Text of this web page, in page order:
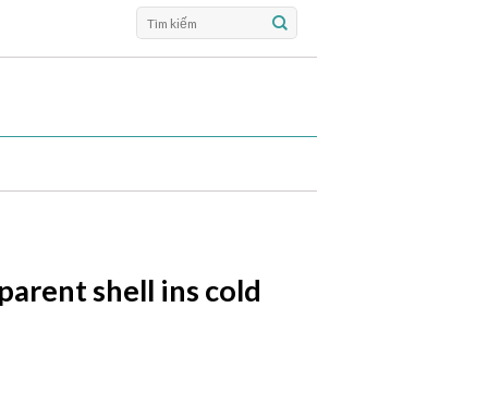
shell ins cold